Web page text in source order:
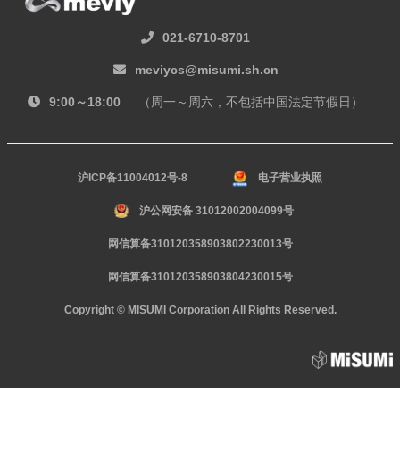
021-6710-8701
meviycs@misumi.sh.cn
9:00～18:00 （周一～周六，不包括中国法定节假日）
沪ICP备11004012号-8 电子营业执照
沪公网安备 31012002004099号
网信算备310120358903802230013号
网信算备310120358903804230015号
Copyright © MISUMI Corporation All Rights Reserved.